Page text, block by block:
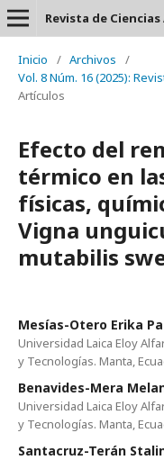
Revista de Ciencias
Inicio / Archivos
/
Vol. 8 Núm. 16 (2025):
Artículos
Efecto del
térmico en
físicas,
Vigna
mutabilis
Mesías-Otero Erika
Universidad Laica Eloy
y Tecnologías. Manta,
Benavides-Mera
Universidad Laica Eloy
y Tecnologías. Manta,
Santacruz-Terán